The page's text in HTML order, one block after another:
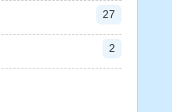
27
2